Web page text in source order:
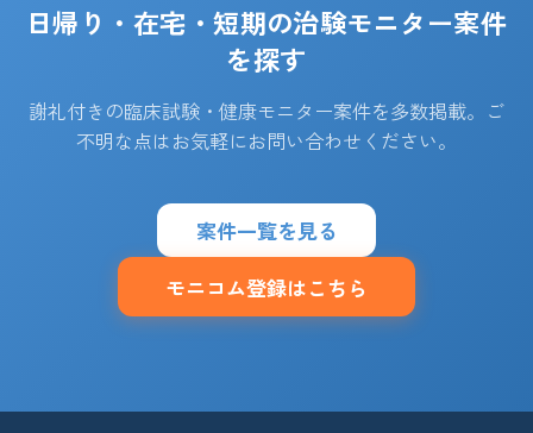
日帰り・在宅・短期の治験モニター案件
を探す
謝礼付きの臨床試験・健康モニター案件を多数掲載。ご
不明な点はお気軽にお問い合わせください。
案件一覧を見る
モニコム登録はこちら